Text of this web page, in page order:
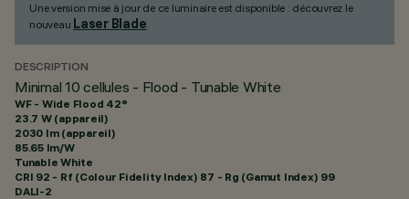
Une version mise à jour de ce luminaire est disponible : découvrez le
nouveau Laser Blade.
DESCRIPTION
Minimal 10 cellules - Flood - Tunable White
WF - Wide Flood 42°
23.7 W (appareil)
2030 lm (appareil)
85.65 lm/W
Tunable White
CRI 92 - Rf (Colour Fidelity Index) 87 - Rg (Gamut Index) 99
DALI-2